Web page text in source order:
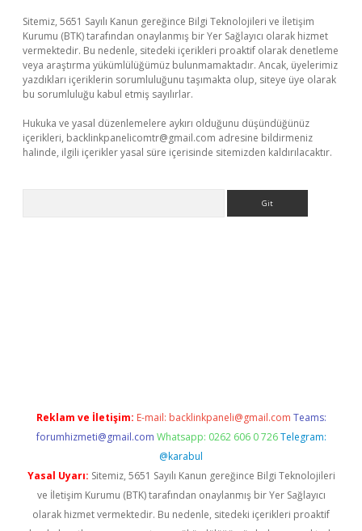
Sitemiz, 5651 Sayılı Kanun gereğince Bilgi Teknolojileri ve İletişim
Kurumu (BTK) tarafından onaylanmış bir Yer Sağlayıcı olarak hizmet
vermektedir. Bu nedenle, sitedeki içerikleri proaktif olarak denetleme
veya araştırma yükümlülüğümüz bulunmamaktadır. Ancak, üyelerimiz
yazdıkları içeriklerin sorumluluğunu taşımakta olup, siteye üye olarak
bu sorumluluğu kabul etmiş sayılırlar.
Hukuka ve yasal düzenlemelere aykırı olduğunu düşündüğünüz
içerikleri, backlinkpanelicomtr@gmail.com adresine bildirmeniz
halinde, ilgili içerikler yasal süre içerisinde sitemizden kaldırılacaktır.
Reklam ve İletişim: E-mail: backlinkpaneli@gmail.com Teams:
forumhizmeti@gmail.com Whatsapp: 0262 606 0 726 Telegram:
@karabul
Yasal Uyarı: Sitemiz, 5651 Sayılı Kanun gereğince Bilgi Teknolojileri
ve İletişim Kurumu (BTK) tarafından onaylanmış bir Yer Sağlayıcı
olarak hizmet vermektedir. Bu nedenle, sitedeki içerikleri proaktif